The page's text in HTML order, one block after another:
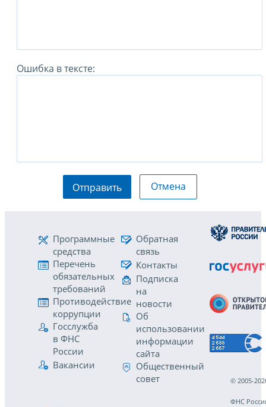
Ошибка в тексте:
Отправить Отмена
Программные
средства
Перечень
обязательных
требований
Противодействие
коррупции
Госслужба
в ФНС
России
Вакансии
Обратная
связь
Контакты
Подписка
на
новости
Об
использовании
информации
сайта
Общественный
совет
© 2005-
ФНС